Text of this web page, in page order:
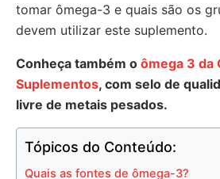
tomar ômega-3 e quais são os
devem utilizar este suplemento.
Conheça também o ômega 3 da
Suplementos, com selo de
livre de metais pesados.
Tópicos do Conteúdo:
Quais as fontes de ômega-3?